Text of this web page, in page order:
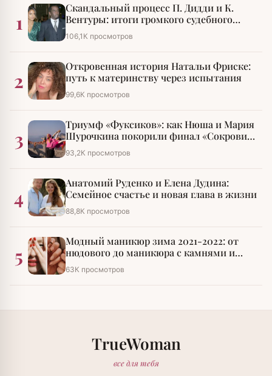
1
Скандальный процесс П. Дидди и К.
Вентуры: итоги громкого судебного
разбирательства
106,1К просмотров
2
Откровенная история Натальи Фриске:
путь к материнству через испытания
99,6К просмотров
3
Триумф «Фуксиков»: как Нюша и Мария
Шурочкина покорили финал «Сокровищ
императора»
93,2К просмотров
4
Анатомий Руденко и Елена Дудина:
Семейное счастье и новая глава в жизни
88,8К просмотров
5
Модный маникюр зима 2021-2022: от
нюдового до маникюра с камнями и
стразами
63К просмотров
TrueWoman
все для тебя